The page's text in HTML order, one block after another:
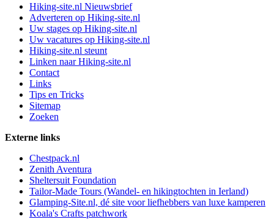
Hiking-site.nl Nieuwsbrief
Adverteren op Hiking-site.nl
Uw stages op Hiking-site.nl
Uw vacatures op Hiking-site.nl
Hiking-site.nl steunt
Linken naar Hiking-site.nl
Contact
Links
Tips en Tricks
Sitemap
Zoeken
Externe links
Chestpack.nl
Zenith Aventura
Sheltersuit Foundation
Tailor-Made Tours (Wandel- en hikingtochten in Ierland)
Glamping-Site.nl, dé site voor liefhebbers van luxe kamperen
Koala's Crafts patchwork